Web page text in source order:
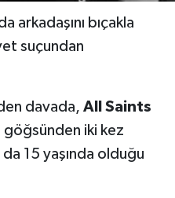
arkadaşını bıçakla
suçundan
davada, All Saints
göğsünden iki kez
15 yaşında olduğu